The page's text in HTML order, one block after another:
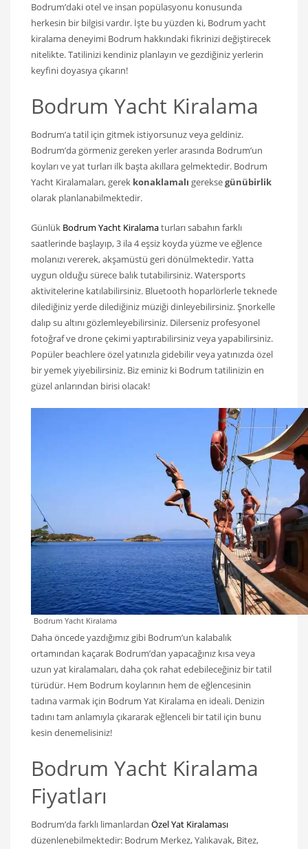
Bodrum’daki otel ve insan popülasyonu konusunda
herkesin bir bilgisi vardır. İşte bu yüzden ki, Bodrum yacht
kiralama deneyimi Bodrum hakkındaki fikrinizi değiştirecek
nitelikte. Tatilinizi kendiniz planlayın ve gezdiğiniz yerlerin
keyfini doyasıya çıkarın!
Bodrum Yacht Kiralama
Bodrum’a tatil için gitmek istiyorsunuz veya geldiniz.
Bodrum’da görmeniz gereken yerler arasında Bodrum’un
koyları ve yat turları ilk başta akıllara gelmektedir. Bodrum
Yacht Kiralamaları, gerek konaklamalı gereksegünübirlik
olarak planlanabilmektedir.
Günlük Bodrum Yacht Kiralamaturları sabahın farklı
saatlerinde başlayıp, 3 ila 4 eşsiz koyda yüzme ve eğlence
molanızı vererek, akşamüstü geri dönülmektedir. Yatta
uygun olduğu sürece balık tutabilirsiniz. Watersports
aktivitelerine katılabilirsiniz. Bluetooth hoparlörlerle teknede
dilediğiniz yerde dilediğiniz müziği dinleyebilirsiniz. Şnorkelle
dalıp su altını gözlemleyebilirsiniz. Dilerseniz profesyonel
fotoğraf ve drone çekimi yaptırabilirsiniz veya yapabilirsiniz.
Popüler beachlere özel yatınızla gidebilir veya yatınızda özel
bir yemek yiyebilirsiniz. Biz eminiz ki Bodrum tatilinizin en
güzel anlarından birisi olacak!
Bodrum Yacht Kiralama
Daha öncede yazdığımız gibi Bodrum’un kalabalık
ortamından kaçarak Bodrum’dan yapacağınız kısa veya
uzun yat kiralamaları, daha çok rahat edebileceğiniz bir tatil
türüdür. Hem Bodrum koylarının hem de eğlencesinin
tadına varmak için Bodrum Yat Kiralama en ideali. Denizin
tadını tam anlamıyla çıkararak eğlenceli bir tatil için bunu
kesin denemelisiniz!
Bodrum Yacht Kiralama
Fiyatları
Bodrum’da farklı limanlardan Özel Yat Kiralaması
düzenlenebilmektedir: Bodrum Merkez, Yalıkavak, Bitez,